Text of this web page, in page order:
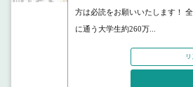
方は必読をお願いいたします！
に通う大学生約260万...